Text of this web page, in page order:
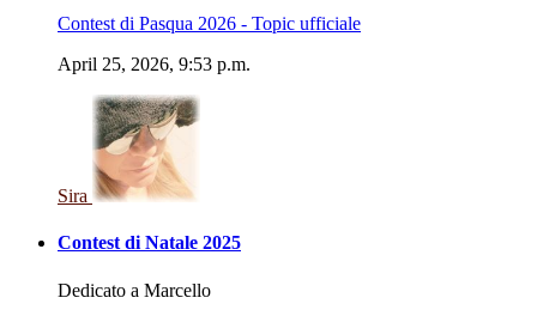
Contest di Pasqua 2026 - Topic ufficiale
April 25, 2026, 9:53 p.m.
Sira
Contest di Natale 2025
Dedicato a Marcello